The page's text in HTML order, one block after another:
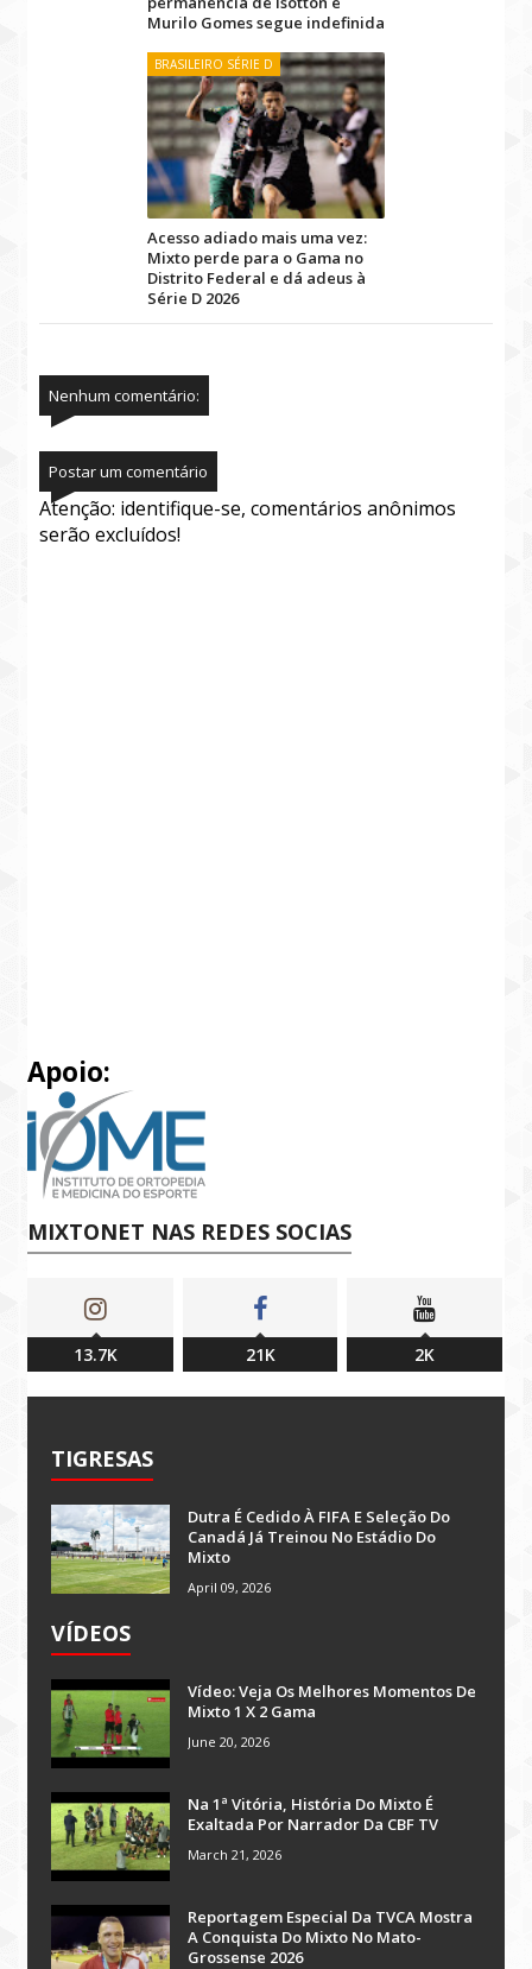
Murilo Gomes segue indefinida
BRASILEIRO SÉRIE D
Acesso adiado mais uma vez:
Mixto perde para o Gama no
Distrito Federal e dá adeus à
Série D 2026
Nenhum comentário:
Postar um comentário
Atenção: identifique-se, comentários anônimos
serão excluídos!
Apoio:
MIXTONET NAS REDES SOCIAS
13.7K 21K 2K
TIGRESAS
Dutra É Cedido À FIFA E Seleção Do
Canadá Já Treinou No Estádio Do
Mixto
April 09, 2026
VÍDEOS
Vídeo: Veja Os Melhores Momentos De
Mixto 1 X 2 Gama
June 20, 2026
Na 1ª Vitória, História Do Mixto É
Exaltada Por Narrador Da CBF TV
March 21, 2026
Reportagem Especial Da TVCA Mostra
A Conquista Do Mixto No Mato-
Grossense 2026